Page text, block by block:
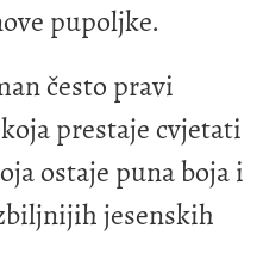
pupoljke.
često pravi
prestaje cvjetati
ostaje puna boja i
jesenskih